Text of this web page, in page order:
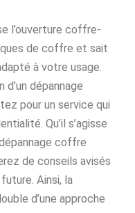
l’ouverture coffre-
de coffre et sait
à votre usage.
d’un dépannage
pour un service qui
Qu’il s’agisse
coffre
de conseils avisés
Ainsi, la
d’une approche